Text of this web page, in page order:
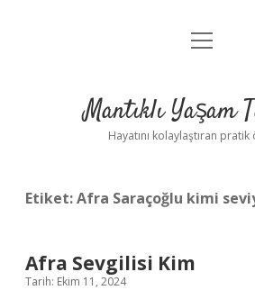
Anasayfa
Yasal Uyarı
menüyü
Mantıklı Yaşam
Hayatını kolaylaştıran
Etiket:Afra Saraçoğlu kimi
Afra Sevgilisi Kim
Tarih: Ekim 11, 2024